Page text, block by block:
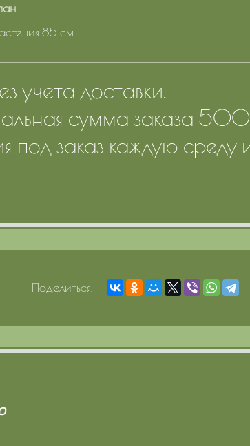
85 см
учета доставки.
сумма заказа
под заказ каждую среду
Поделиться: